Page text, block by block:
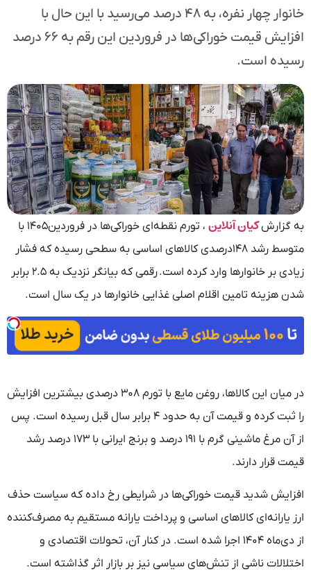
خانوار چهار نفره، به ۴۸ درصد می‌رسید با این حال با
افزایش قیمت خوراکی‌ها در فروردین این رقم به ۶۶ درصد
رسیده است.
به گزارشکیان آنلاین
، تورم نقطه‌ای خوراکی‌ها در فروردین۱۴۰۵ با
متوسط رشد ۱۴۸درصدی کالاهای اساسی به سطحی رسیده که فشار
زیادی بر خانوارها وارد کرده است. رقمی که بیانگر نزدیک به ۲.۵ برابر
شدن هزینه تامین اقلام اصلی غذایی خانوارها در یک سال است.
در میان این کالاها، روغن مایع با تورم ۳۰۸ درصدی بیشترین افزایش
را ثبت کرده و قیمت آن به حدود ۴ برابر سال قبل رسیده است. پس
از آن مرغ ماشینی گرم با ۱۹۱ درصد و برنج ایرانی با ۱۷۳ درصد رشد
قیمت قرار دارند.
افزایش شدید قیمت خوراکی‌ها در شرایطی رخ داده که سیاست حذف
ارز یارانه‌ای کالاهای اساسی و پرداخت یارانه مستقیم به مصرف‌کننده
از دی‌ماه ۱۴۰۴ اجرا شده است. در کنار آن، تحولات اقتصادی و
اختلالات ناشی از تنش‌های سیاسی نیز بر بازار اثر گذاشته است.